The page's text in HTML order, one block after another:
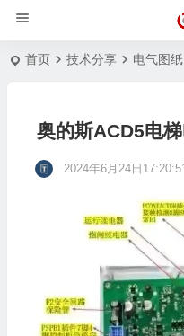
首页 技术分享 电气图纸
奥的斯ACD5电
2024年6月24日